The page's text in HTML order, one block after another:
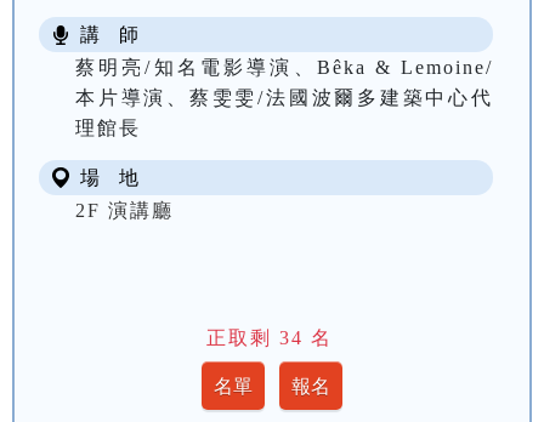
講 師
蔡明亮/知名電影導演、Bêka & Lemoine/
本片導演、蔡雯雯/法國波爾多建築中心代
理館長
場 地
2F 演講廳
正取剩 34 名